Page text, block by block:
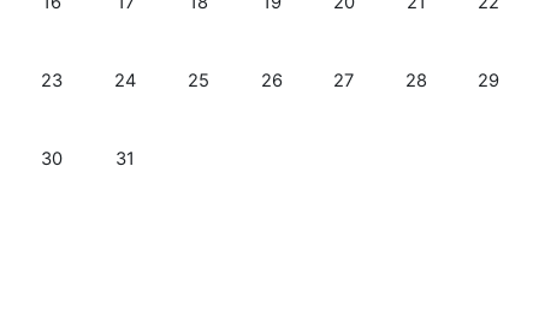
Sin eventos, lunes, 23 marzo
23 Sin eventos, martes, 24 marzo
24 Sin eventos, miércoles, 25 marzo
25 Sin eventos, jueves, 26 marzo
26 Sin eventos, viernes, 27
27 Sin eventos,
28 Sin
29
Sin eventos, lunes, 30 marzo
30 Sin eventos, martes, 31 marzo
31